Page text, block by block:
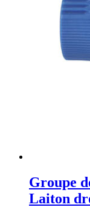
Groupe
Laiton